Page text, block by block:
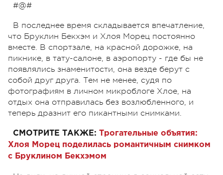
#@#
В последнее время складывается впечатление,
что Бруклин Бекхэм и Хлоя Морец постоянно
вместе. В спортзале, на красной дорожке, на
пикнике, в тату-салоне, в аэропорту - где бы не
появлялись знаменитости, она везде берут с
собой друг друга. Тем не менее, судя по
фотографиям в личном микроблоге Хлое, на
отдых она отправилась без возлюбленного, и
теперь дразнит его пикантными снимками.
СМОТРИТЕ ТАКЖЕ: Трогательные объятия:
Хлоя Морец поделилась романтичным снимком
с Бруклином Бекхэмом